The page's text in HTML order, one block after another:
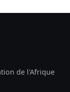
de l'Afrique